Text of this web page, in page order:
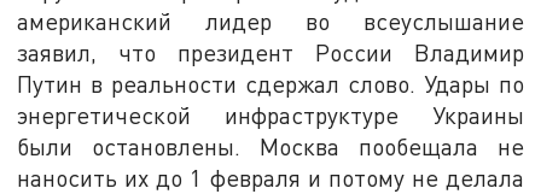
американский лидер во всеуслышание
заявил, что президент России Владимир
Путин в реальности сдержал слово. Удары по
энергетической инфраструктуре Украины
были остановлены. Москва пообещала не
наносить их до 1 февраля и потому не делала